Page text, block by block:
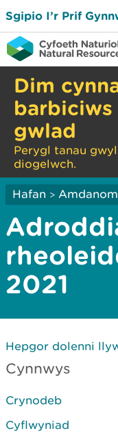
Sgipio I’r Prif
Dim
barbiciws
gwlad
Perygl tanau
diogelwch.
Hafan >
2021
Hepgor dolenni
Cynnwys
Crynodeb
Cyflwyniad